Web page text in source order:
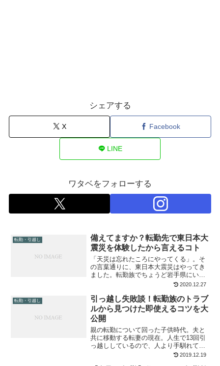
シェアする
X Facebook
LINE
ワタベをフォローする
転勤・引越し
備えてますか？転勤先で東日本大
震災を体験したから言えるコト
「天災は忘れたころにやってくる」。そ
の言葉通りに、東日本大震災はやってき
ました。転勤族でちょうど岩手県にいた
ときに被災した経験から、転勤族が備え
した。小さなお子さんがいるなら、ぜ
ひ！備えてください。
2020.12.27
転勤・引越し
引っ越し失敗談！転勤族のトラブ
ルから見つけた即使えるコツを大
公開
親の転勤について回った子供時代。夫と
共に移動する転妻の現在。人生で13回引
っ越ししているので、人より手馴れては
います。 それでも、毎回失敗したなと思
2019.12.19